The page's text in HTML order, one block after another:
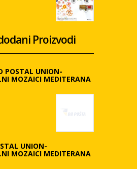
Proizvodi
POSTAL UNION-
MOZAICI MEDITERANA
UNION-
MOZAICI MEDITERANA